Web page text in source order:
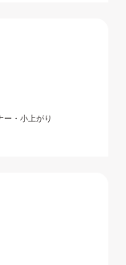
ー・小上がり